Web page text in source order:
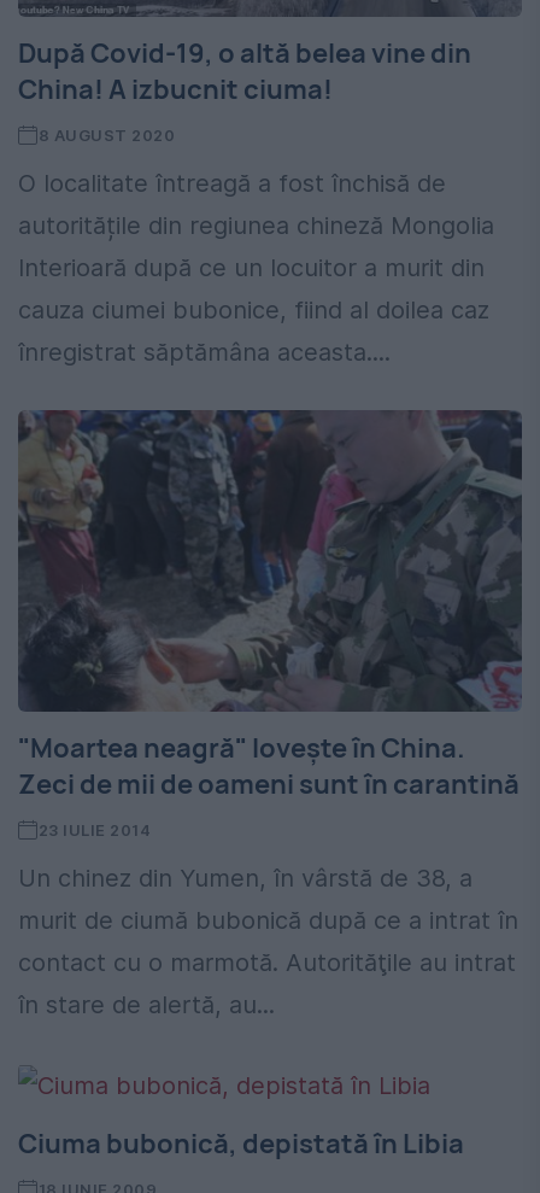
După Covid-19, o altă belea vine din
China! A izbucnit ciuma!
8 AUGUST 2020
O localitate întreagă a fost închisă de
autoritățile din regiunea chineză Mongolia
Interioară după ce un locuitor a murit din
cauza ciumei bubonice, fiind al doilea caz
înregistrat săptămâna aceasta....
"Moartea neagră" loveşte în China.
Zeci de mii de oameni sunt în carantină
23 IULIE 2014
Un chinez din Yumen, în vârstă de 38, a
murit de ciumă bubonică după ce a intrat în
contact cu o marmotă. Autorităţile au intrat
în stare de alertă, au...
Ciuma bubonică, depistată în Libia
18 IUNIE 2009